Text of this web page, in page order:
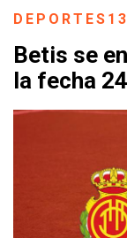
DEPORTES13
Betis se
la fecha 24